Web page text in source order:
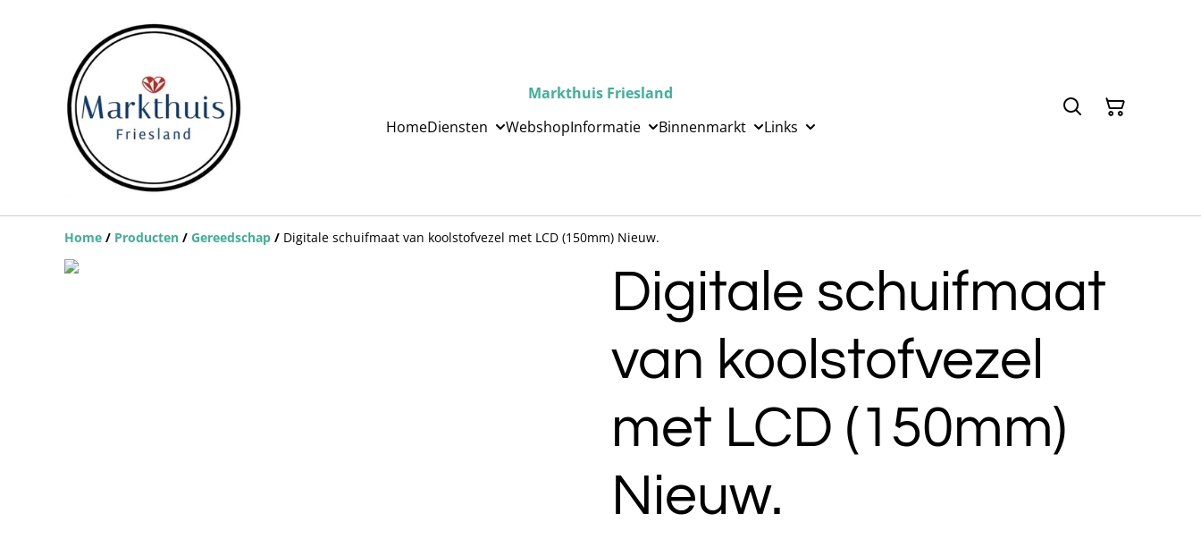
Markthuis Friesland
HomeDiensten WebshopInformatie Binnenmarkt Links
Home / Producten / Gereedschap / Digitale schuifmaat van koolstofvezel met LCD (150mm) Nieuw.
Digitale schuifmaat
van koolstofvezel
met LCD (150mm)
Nieuw.